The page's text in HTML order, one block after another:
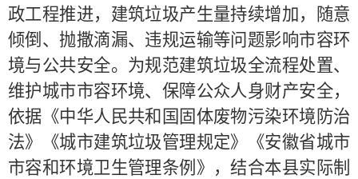
政工程推进，建筑垃圾产生量持续增加，随意
倾倒、抛撒滴漏、违规运输等问题影响市容环
境与公共安全。为规范建筑垃圾全流程处置、
维护城市市容环境、保障公众人身财产安全，
依据《中华人民共和国固体废物污染环境防治
法》《城市建筑垃圾管理规定》《安徽省城市
市容和环境卫生管理条例》，结合本县实际制